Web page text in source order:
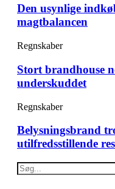
Den usynlige
magtbalancen
Regnskaber
Stort brandhouse
underskuddet
Regnskaber
Belysningsbrand
utilfredsstillende